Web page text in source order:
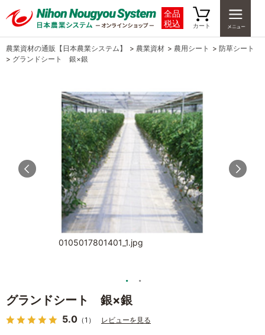
全品
税込
カート
農業資材の通販【日本農業システム】 > 農業資材 > 農用シート > 防草シート
> グランドシート 銀×銀
0105017801401_1.jpg
グランドシート 銀×銀
5.0 （1） レビューを見る